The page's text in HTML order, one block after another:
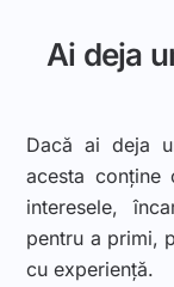
Ai deja
Dacă ai deja
acesta conține
interesele,
pentru a primi,
cu experiență.